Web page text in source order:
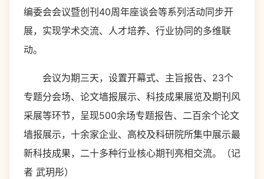
编委会会议暨创刊40周年座谈会等系列活动同步开
展，实现学术交流、人才培养、行业协同的多维联
动。
会议为期三天，设置开幕式、主旨报告、23个
专题分会场、论文墙报展示、科技成果展览及期刊风
采展等环节，呈现500余场专题报告、二百余个论文
墙报展示，十余家企业、高校及科研院所集中展示最
新科技成果，二十多种行业核心期刊亮相交流。（记
者 武玥彤）